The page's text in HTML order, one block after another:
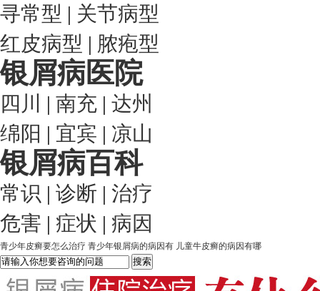
寻常型 | 关节病型
红皮病型 | 脓疱型
银屑病医院
四川 | 南充 | 达州
绵阳 | 宜宾 | 凉山
银屑病百科
常识 | 诊断 | 治疗
危害 | 症状 | 病因
青少年皮癣要怎么治疗 青少年银屑病的病因有 儿童牛皮癣的病因有哪